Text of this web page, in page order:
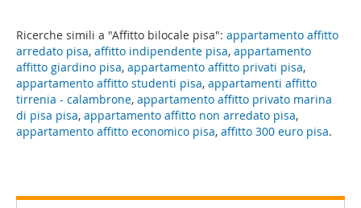
Ricerche simili a "Affitto bilocale pisa": appartamento affitto
arredato pisa, affitto indipendente pisa, appartamento
affitto giardino pisa, appartamento affitto privati pisa,
appartamento affitto studenti pisa, appartamenti affitto
tirrenia - calambrone, appartamento affitto privato marina
di pisa pisa, appartamento affitto non arredato pisa,
appartamento affitto economico pisa, affitto 300 euro pisa.